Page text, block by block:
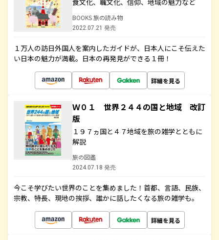
食文化、職文化、信仰、地域の魅力など
BOOKS 旅の読み物
2022.07.21 発売
１万人の訪日外国人を案内したガイドが、日本人にこそ伝えた
い日本の魅力が満載。日本の再発見ができる１冊！
詳細を見る
Ｗ０１ 世界２４４の国と地域 改訂
版
１９７ヵ国と４７地域を旅の雑学とともに
解説
旅の図鑑
2024.07.18 発売
今こそ学びたい世界のことを集めました！首都、言語、民族、
宗教、特長、現地の挨拶、誰かに話したくなる旅の雑学も。
詳細を見る